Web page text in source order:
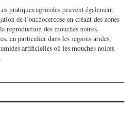
pratiques agricoles peuvent également
de l’onchocercose en créant des zones
reproduction des mouches noires.
en particulier dans les régions arides,
artificielles où les mouches noires